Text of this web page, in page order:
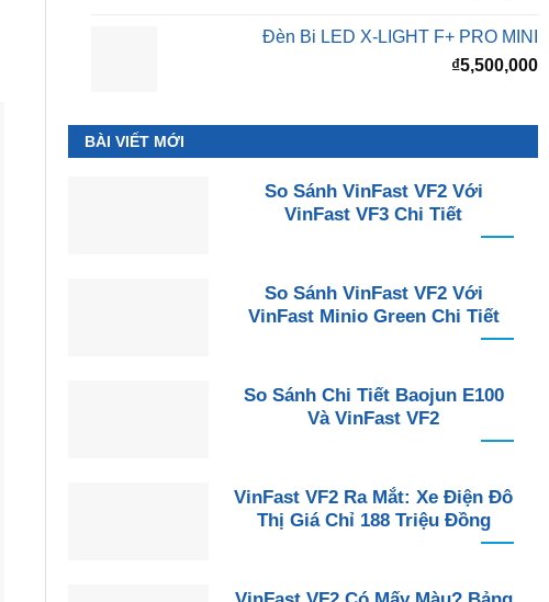
Đèn Bi LED X-LIGHT F+ PRO MINI
₫5,500,000
BÀI VIẾT MỚI
So Sánh VinFast VF2 Với
VinFast VF3 Chi Tiết
So Sánh VinFast VF2 Với
VinFast Minio Green Chi Tiết
So Sánh Chi Tiết Baojun E100
Và VinFast VF2
VinFast VF2 Ra Mắt: Xe Điện Đô
Thị Giá Chỉ 188 Triệu Đồng